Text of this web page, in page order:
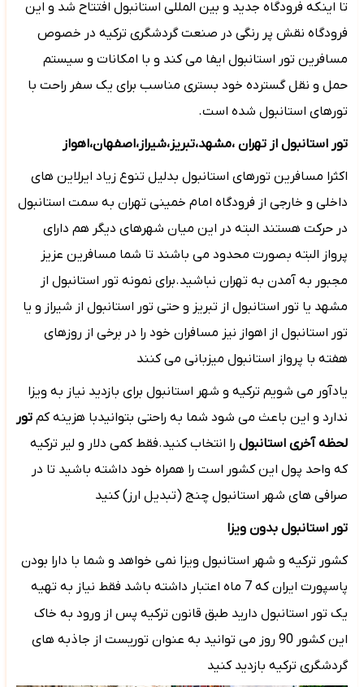
تا اینکه فرودگاه جدید و بین المللی استانبول افتتاح شد و این
فرودگاه نقش پر رنگی در صنعت گردشگری ترکیه در خصوص
مسافرین تور استانبول ایفا می کند و با امکانات و سیستم
حمل و نقل گسترده خود بستری مناسب برای یک سفر راحت با
تورهای استانبول شده است.
تور استانبول از تهران ،مشهد،تبریز،شیراز،اصفهان،اهواز
اکثرا مسافرین تورهای استانبول بدلیل تنوع زیاد ایرلاین های
داخلی و خارجی از فرودگاه امام خمینی تهران به سمت استانبول
در حرکت هستند البته در این میان شهرهای دیگر هم دارای
پرواز البته بصورت محدود می باشند تا شما مسافرین عزیز
مجبور به آمدن به تهران نباشید.برای نمونه تور استانبول از
مشهد یا تور استانبول از تبریز و حتی تور استانبول از شیراز و یا
تور استانبول از اهواز نیز مسافران خود را در برخی از روزهای
هفته با پرواز استانبول میزبانی می کنند
یادآور می شویم ترکیه و شهر استانبول برای بازدید نیاز به ویزا
ندارد و این باعث می شود شما به راحتی بتوانیدبا هزینه کمتور
لحظه آخری استانبول را انتخاب کنید.فقط کمی دلار و لیر ترکیه
که واحد پول این کشور است را همراه خود داشته باشید تا در
صرافی های شهر استانبول چنج (تبدیل ارز) کنید
تور استانبول بدون ویزا
کشور ترکیه و شهر استانبول ویزا نمی خواهد و شما با دارا بودن
پاسپورت ایران که 7 ماه اعتبار داشته باشد فقط نیاز به تهیه
یک تور استانبول دارید طبق قانون ترکیه پس از ورود به خاک
این کشور 90 روز می توانید به عنوان توریست از جاذبه های
گردشگری ترکیه بازدید کنید